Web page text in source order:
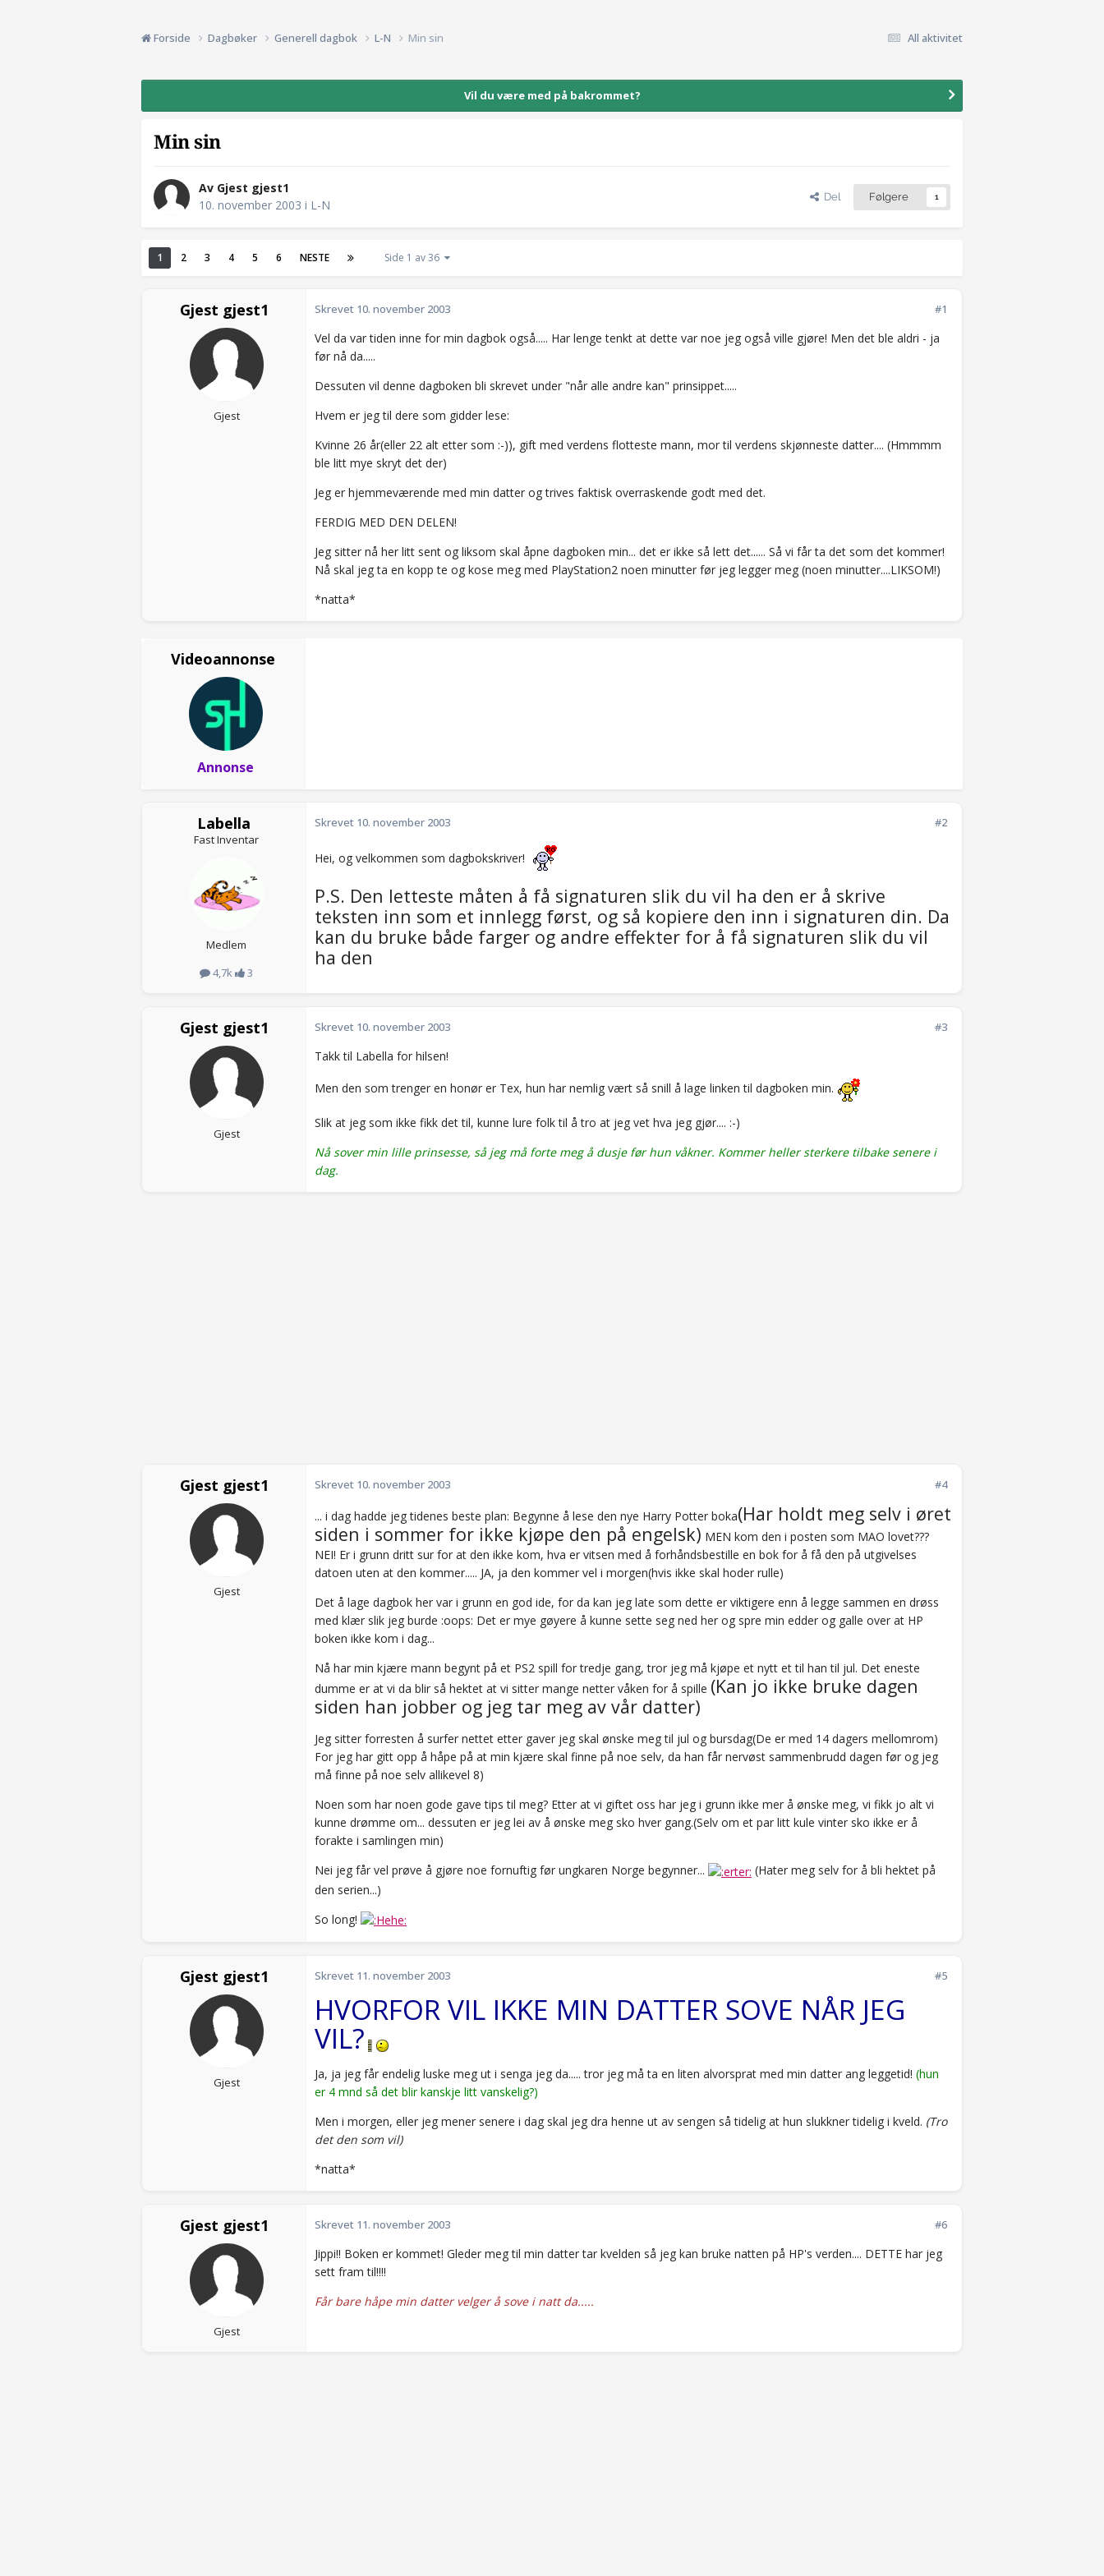
All aktivitet
Forside Dagbøker Generell dagbok L-N Min sin
Vil du være med på bakrommet?
Min sin
Av Gjest gjest1
10. november 2003 i L-N
Del Følgere 1
1 2 3 4 5 6 NESTE Side 1 av 36
Gjest gjest1
Gjest
#1
Skrevet 10. november 2003
Vel da var tiden inne for min dagbok også..... Har lenge tenkt at dette var noe jeg også ville gjøre! Men det ble aldri - ja
før nå da.....
Dessuten vil denne dagboken bli skrevet under "når alle andre kan" prinsippet.....
Hvem er jeg til dere som gidder lese:
Kvinne 26 år(eller 22 alt etter som :-)), gift med verdens flotteste mann, mor til verdens skjønneste datter.... (Hmmmm
ble litt mye skryt det der)
Jeg er hjemmeværende med min datter og trives faktisk overraskende godt med det.
FERDIG MED DEN DELEN!
Jeg sitter nå her litt sent og liksom skal åpne dagboken min... det er ikke så lett det...... Så vi får ta det som det kommer!
Nå skal jeg ta en kopp te og kose meg med PlayStation2 noen minutter før jeg legger meg (noen minutter....LIKSOM!)
*natta*
Videoannonse
Annonse
Labella
Fast Inventar
Medlem
4,7k
3
#2
Skrevet 10. november 2003
Hei, og velkommen som dagbokskriver!
P.S. Den letteste måten å få signaturen slik du vil ha den er å skrive
teksten inn som et innlegg først, og så kopiere den inn i signaturen din. Da
kan du bruke både farger og andre effekter for å få signaturen slik du vil
ha den
Gjest gjest1
Gjest
#3
Skrevet 10. november 2003
Takk til Labella for hilsen!
Men den som trenger en honør er Tex, hun har nemlig vært så snill å lage linken til dagboken min.
Slik at jeg som ikke fikk det til, kunne lure folk til å tro at jeg vet hva jeg gjør.... :-)
Nå sover min lille prinsesse, så jeg må forte meg å dusje før hun våkner. Kommer heller sterkere tilbake senere i
dag.
Gjest gjest1
Gjest
#4
Skrevet 10. november 2003
... i dag hadde jeg tidenes beste plan: Begynne å lese den nye Harry Potter boka(Har holdt meg selv i øret
siden i sommer for ikke kjøpe den på engelsk) MEN kom den i posten som MAO lovet???
NEI! Er i grunn dritt sur for at den ikke kom, hva er vitsen med å forhåndsbestille en bok for å få den på utgivelses
datoen uten at den kommer..... JA, ja den kommer vel i morgen(hvis ikke skal hoder rulle)
Det å lage dagbok her var i grunn en god ide, for da kan jeg late som dette er viktigere enn å legge sammen en drøss
med klær slik jeg burde :oops: Det er mye gøyere å kunne sette seg ned her og spre min edder og galle over at HP
boken ikke kom i dag...
Nå har min kjære mann begynt på et PS2 spill for tredje gang, tror jeg må kjøpe et nytt et til han til jul. Det eneste
dumme er at vi da blir så hektet at vi sitter mange netter våken for å spille (Kan jo ikke bruke dagen
siden han jobber og jeg tar meg av vår datter)
Jeg sitter forresten å surfer nettet etter gaver jeg skal ønske meg til jul og bursdag(De er med 14 dagers mellomrom)
For jeg har gitt opp å håpe på at min kjære skal finne på noe selv, da han får nervøst sammenbrudd dagen før og jeg
må finne på noe selv allikevel 8)
Noen som har noen gode gave tips til meg? Etter at vi giftet oss har jeg i grunn ikke mer å ønske meg, vi fikk jo alt vi
kunne drømme om... dessuten er jeg lei av å ønske meg sko hver gang.(Selv om et par litt kule vinter sko ikke er å
forakte i samlingen min)
Nei jeg får vel prøve å gjøre noe fornuftig før ungkaren Norge begynner...
(Hater meg selv for å bli hektet på
den serien...)
So long!
Gjest gjest1
Gjest
#5
Skrevet 11. november 2003
HVORFOR VIL IKKE MIN DATTER SOVE NÅR JEG
VIL?
Ja, ja jeg får endelig luske meg ut i senga jeg da..... tror jeg må ta en liten alvorsprat med min datter ang leggetid! (hun
er 4 mnd så det blir kanskje litt vanskelig?)
Men i morgen, eller jeg mener senere i dag skal jeg dra henne ut av sengen så tidelig at hun slukkner tidelig i kveld. (Tro
det den som vil)
*natta*
Gjest gjest1
Gjest
#6
Skrevet 11. november 2003
Jippi!! Boken er kommet! Gleder meg til min datter tar kvelden så jeg kan bruke natten på HP's verden.... DETTE har jeg
sett fram til!!!!
Får bare håpe min datter velger å sove i natt da.....